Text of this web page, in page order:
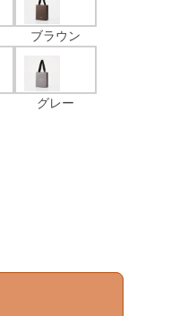
ブラウン
グレー